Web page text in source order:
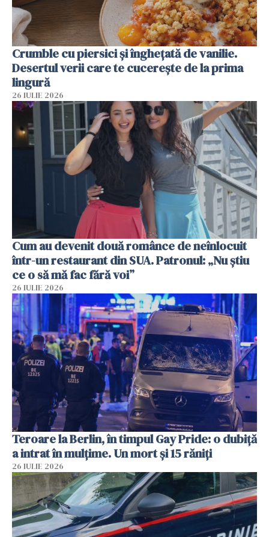
Crumble cu piersici și înghețată de vanilie.
Desertul verii care te cucerește de la prima
lingură
26 IULIE 2026
Cum au devenit două românce de neînlocuit
într-un restaurant din SUA. Patronul: „Nu știu
ce o să mă fac fără voi”
26 IULIE 2026
Teroare la Berlin, în timpul Gay Pride: o dubiță
a intrat în mulțime. Un mort și 15 răniți
26 IULIE 2026